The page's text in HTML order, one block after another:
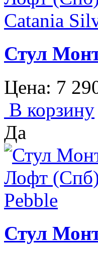
Стул
Цена: 7
В корзину
Да
Стул